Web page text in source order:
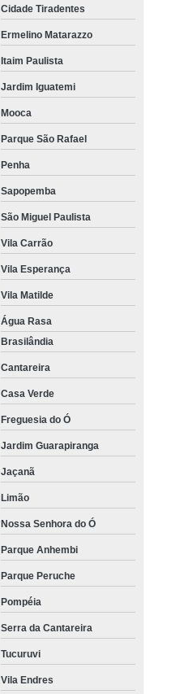
Cidade Tiradentes
Ermelino Matarazzo
Itaim Paulista
Jardim Iguatemi
Mooca
Parque São Rafael
Penha
Sapopemba
São Miguel Paulista
Vila Carrão
Vila Esperança
Vila Matilde
Água Rasa
Brasilândia
Cantareira
Casa Verde
Freguesia do Ó
Jardim Guarapiranga
Jaçanã
Limão
Nossa Senhora do Ó
Parque Anhembi
Parque Peruche
Pompéia
Serra da Cantareira
Tucuruvi
Vila Endres